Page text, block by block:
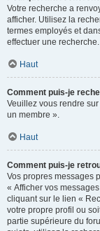
Votre recherche a
afficher. Utilisez la
termes employés et
effectuer une recherche.
Haut
Comment puis-je
Veuillez vous rendre
un membre ».
Haut
Comment puis-je
Vos propres messages
« Afficher vos
cliquant sur le lien «
votre propre profil ou
partie supérieure du